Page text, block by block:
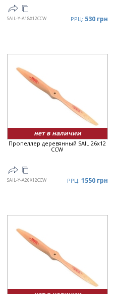
SAIL-Y-A18X12CCW РРЦ: 530 грн
нет в наличии
Пропеллер деревянный SAIL 26x12
CCW
SAIL-Y-A26X12CCW РРЦ: 1550 грн